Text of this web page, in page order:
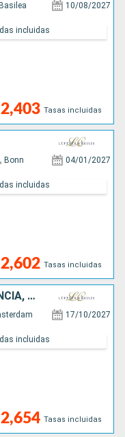
Basilea 10/08/2027
Tasas incluidas
incluidas
Bonn 04/01/2027
Tasas incluidas
incluidas
PAISES BAJOS, ALEMANIA, FRANCIA, SUIZA
17/10/2027
Tasas incluidas
incluidas